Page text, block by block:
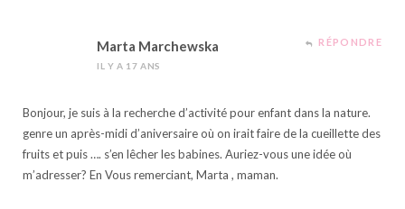
Marta Marchewska
IL Y A 17 ANS
RÉPONDRE
Bonjour, je suis à la recherche d’activité pour enfant dans la nature.
genre un après-midi d’aniversaire où on irait faire de la cueillette des
fruits et puis …. s’en lêcher les babines. Auriez-vous une idée où
m’adresser? En Vous remerciant, Marta , maman.